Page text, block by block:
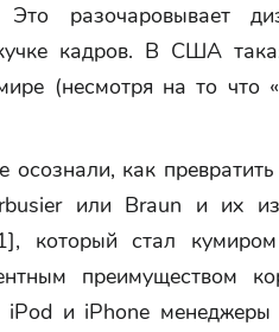
Это разочаровывает
кадров. В США
(несмотря на то что
как
или Braun и их
который стал
преимуществом
и iPhone менеджеры